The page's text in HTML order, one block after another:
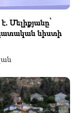
Մելիքյանը՝
նիստի